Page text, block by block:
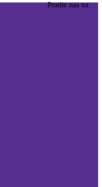
Pratite nas na